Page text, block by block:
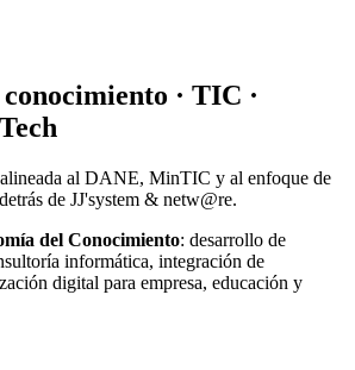
· TIC ·
al DANE, MinTIC y al enfoque de
de JJ'system & netw@re.
del Conocimiento: desarrollo de
informática, integración de
digital para empresa, educación y